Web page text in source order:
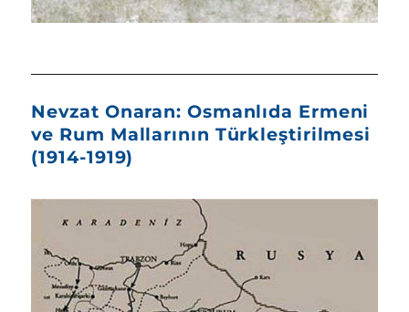
Nevzat Onaran: Osmanlıda Ermeni
ve Rum Mallarının Türkleştirilmesi
(1914-1919)